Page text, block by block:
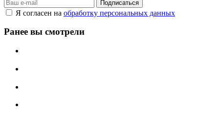
Я согласен на обработку персональных данных
Ранее вы смотрели